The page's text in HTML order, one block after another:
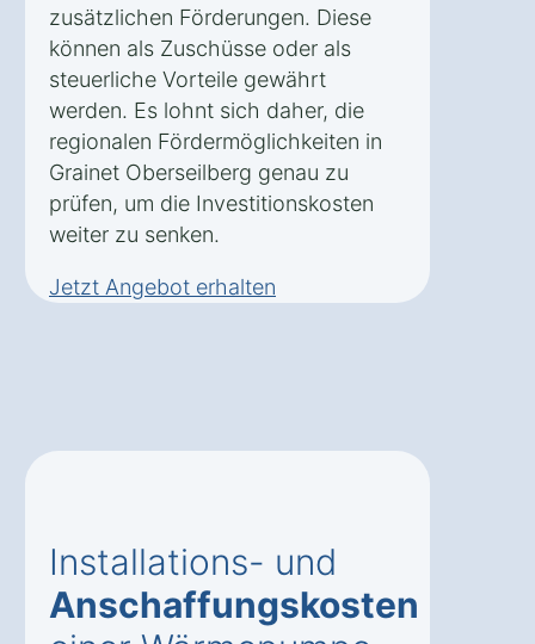
zusätzlichen Förderungen. Diese
können als Zuschüsse oder als
steuerliche Vorteile gewährt
werden. Es lohnt sich daher, die
regionalen Fördermöglichkeiten in
Grainet Oberseilberg genau zu
prüfen, um die Investitionskosten
weiter zu senken.
Jetzt Angebot erhalten
Installations- und
Anschaffungskosten